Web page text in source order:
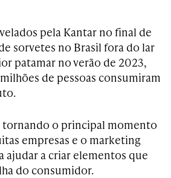
pela Kantar no final de
sorvetes no Brasil fora do lar
patamar no verão de 2023,
de pessoas consumiram
tornando o principal momento
empresas e o marketing
ajudar a criar elementos que
do consumidor.